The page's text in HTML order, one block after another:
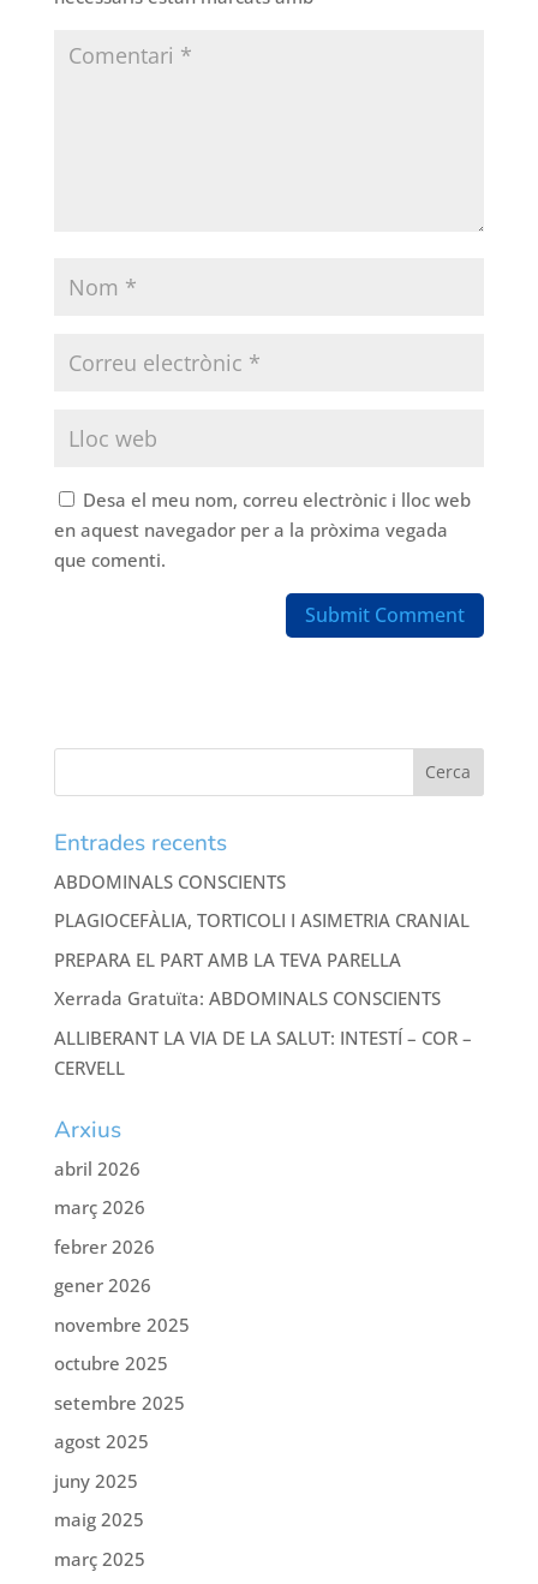
Desa el meu nom, correu electrònic i lloc web
en aquest navegador per a la pròxima vegada
que comenti.
Entrades recents
ABDOMINALS CONSCIENTS
PLAGIOCEFÀLIA, TORTICOLI I ASIMETRIA CRANIAL
PREPARA EL PART AMB LA TEVA PARELLA
Xerrada Gratuïta: ABDOMINALS CONSCIENTS
ALLIBERANT LA VIA DE LA SALUT: INTESTÍ – COR –
CERVELL
Arxius
abril 2026
març 2026
febrer 2026
gener 2026
novembre 2025
octubre 2025
setembre 2025
agost 2025
juny 2025
maig 2025
març 2025